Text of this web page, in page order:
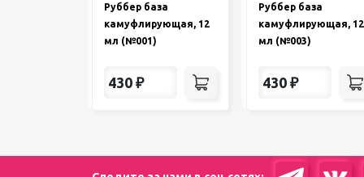
Руббер база
камуфлирующая, 12
мл (№001)
430 ₽
Руббер база
камуфлирующая, 12
мл (№003)
430 ₽